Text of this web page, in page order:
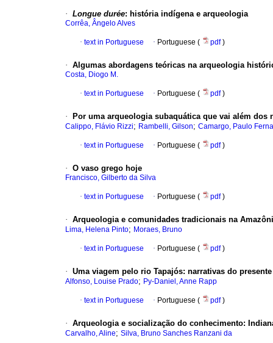
· Longue durée: história indígena e arqueologia
Corrêa, Ângelo Alves
· text in Portuguese · Portuguese ( pdf)
· Algumas abordagens teóricas na arqueologia
Costa, Diogo M.
· text in Portuguese · Portuguese ( pdf)
· Por uma arqueologia subaquática que vai além dos
Calippo, Flávio Rizzi; Rambelli, Gilson; Camargo, Paulo
· text in Portuguese · Portuguese ( pdf)
· O vaso grego hoje
Francisco, Gilberto da Silva
· text in Portuguese · Portuguese ( pdf)
· Arqueologia e comunidades tradicionais na
Lima, Helena Pinto; Moraes, Bruno
· text in Portuguese · Portuguese ( pdf)
· Uma viagem pelo rio Tapajós: narrativas do
Alfonso, Louise Prado; Py‑Daniel, Anne Rapp
· text in Portuguese · Portuguese ( pdf)
· Arqueologia e socialização do conhecimento:
Carvalho, Aline; Silva, Bruno Sanches Ranzani da